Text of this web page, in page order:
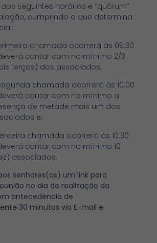
seguintes horários e “quórum”
cumprindo o que determina
chamada ocorrerá às 09:30
contar com no mínimo 2/3
terços) dos associados;
chamada ocorrerá às 10:00
contar com no mínimo a
de metade mais um dos
e;
chamada ocorrerá às 10:30
contar com no mínimo 10
associados.
senhores(as) um link para
no dia de realização da
antecedência de
30 minutos via E-mail e